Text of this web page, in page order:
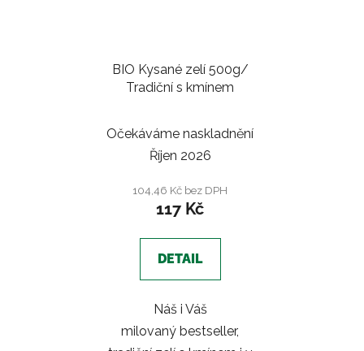
BIO Kysané zelí 500g/
Tradiční s kmínem
Očekáváme naskladnění
Říjen 2026
104,46 Kč bez DPH
117 Kč
DETAIL
Náš i Váš
milovaný bestseller,